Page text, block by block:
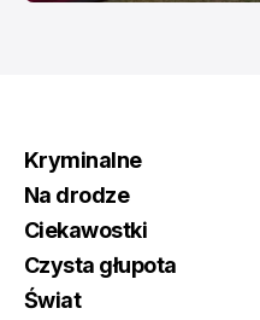
Kryminalne
Na drodze
Ciekawostki
Czysta głupota
Świat